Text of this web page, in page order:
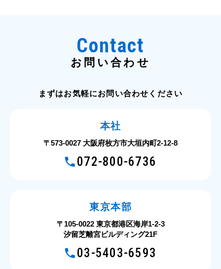
Contact
お問い合わせ
まずはお気軽にお問い合わせください
本社
〒573-0027 大阪府枚方市大垣内町2-12-8
072-800-6736
東京本部
〒105-0022 東京都港区海岸1-2-3
汐留芝離宮ビルディング21F
03-5403-6593